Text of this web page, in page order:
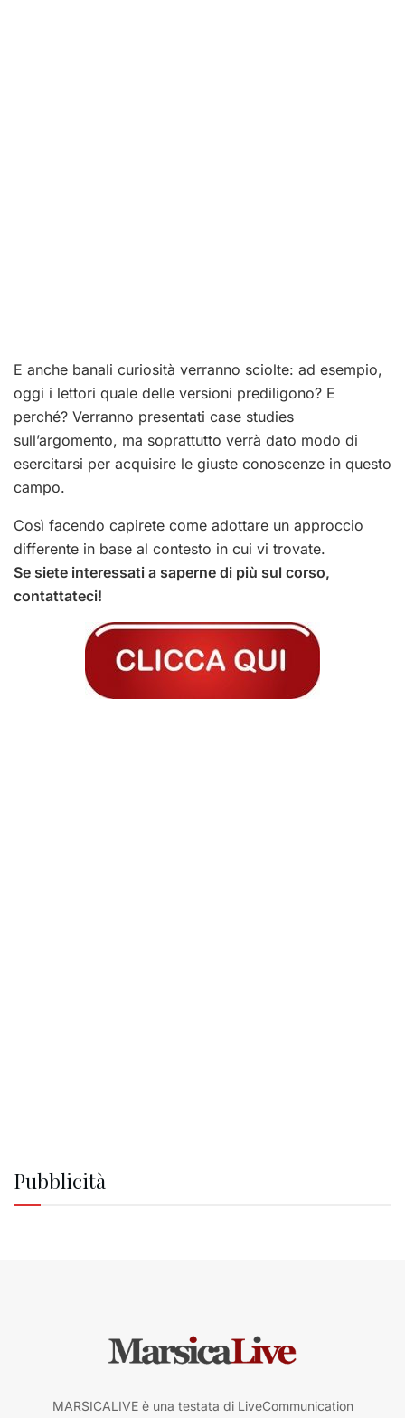
E anche banali curiosità verranno sciolte: ad esempio,
oggi i lettori quale delle versioni prediligono? E
perché? Verranno presentati case studies
sull’argomento, ma soprattutto verrà dato modo di
esercitarsi per acquisire le giuste conoscenze in questo
campo.
Così facendo capirete come adottare un approccio
differente in base al contesto in cui vi trovate.
Se siete interessati a saperne di più sul corso,
contattateci!
Pubblicità
MARSICALIVE è una testata di LiveCommunication